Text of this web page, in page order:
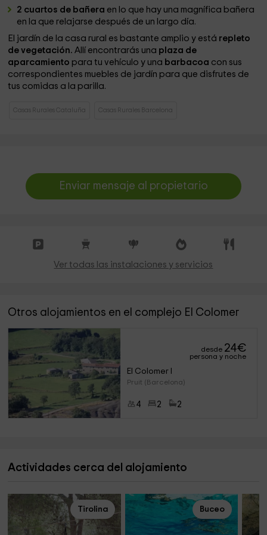
2 cuartos de bañera en lo que hay una magnífica bañera
en la que relajarse después de un largo día.
El jardín de la casa rural es bastante amplio y está repleto
de vegetación. Allí encontrarás una plaza de
aparcamiento para tu vehículo y una barbacoa con sus
correspondientes muebles de jardín para que disfrutes de
tus comidas a la parilla.
Casas Rurales Cataluña Casas Rurales Barcelona
Enviar mensaje al propietario
Ver todas las instalaciones y servicios
Otros alojamientos en el complejo El Colomer
desde 24€
persona y noche
El Colomer I
Pruit (Barcelona)
4 2 2
Actividades cerca del alojamiento
Tirolina Buceo